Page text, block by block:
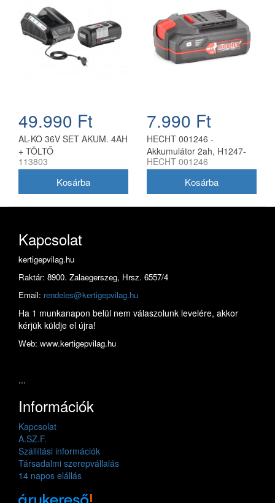
49.990 Ft
AL-KO 36V SET AKUM. 4AH
+ TÖLTŐ
113803
7.990 Ft
HECHT 001246 -
Akkumulátor 2ah, H1247-
hez
HECHT 001246
Kapcsolat
kertigepvilag.hu
Raktár: 8900. Zalaegerszeg, Hrsz. 6557/4
Email: rendeles@kertigepvilag.hu
Ha 1 munkanapon belül nem válaszolunk levelére, akkor
kérjük küldje el újra!
Web: www.kertigepvilag.hu
...
Információk
Kapcsolat
A.SZ.F.
Szállítási információk
Társadalmi szerepvállalás
14 napos elállás